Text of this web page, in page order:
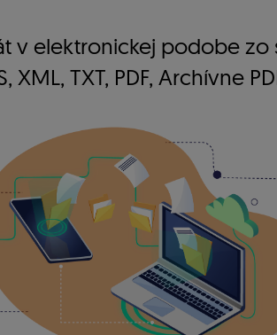
v elektronickej podobe zo
XML, TXT, PDF, Archívne